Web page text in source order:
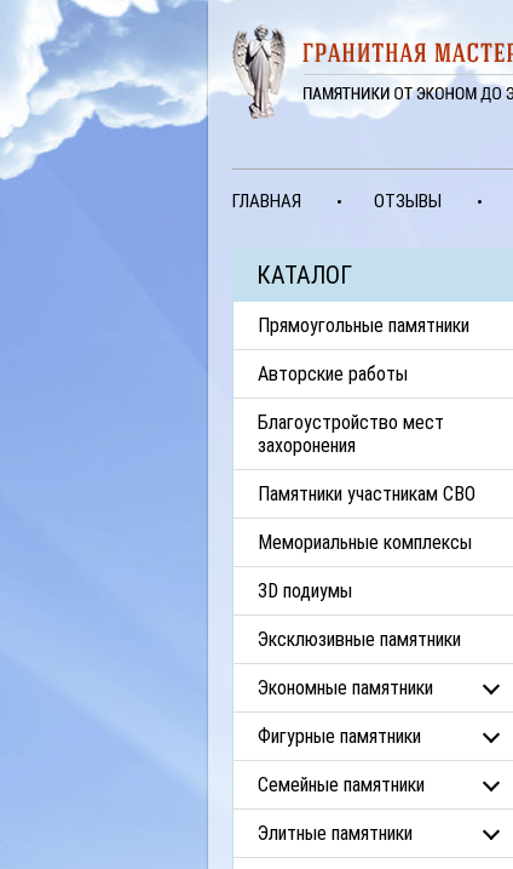
ГЛАВНАЯ ОТЗЫВЫ
КАТАЛОГ
Прямоугольные памятники
Авторские работы
Благоустройство мест
захоронения
Памятники участникам СВО
Мемориальные комплексы
3D подиумы
Эксклюзивные памятники
Экономные памятники
Фигурные памятники
Семейные памятники
Элитные памятники